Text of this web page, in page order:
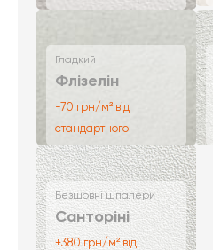
Гладкий
Флізелін
-70 грн/м² від
стандартного
Безшовні шпалери
Санторіні
+380 грн/м² від